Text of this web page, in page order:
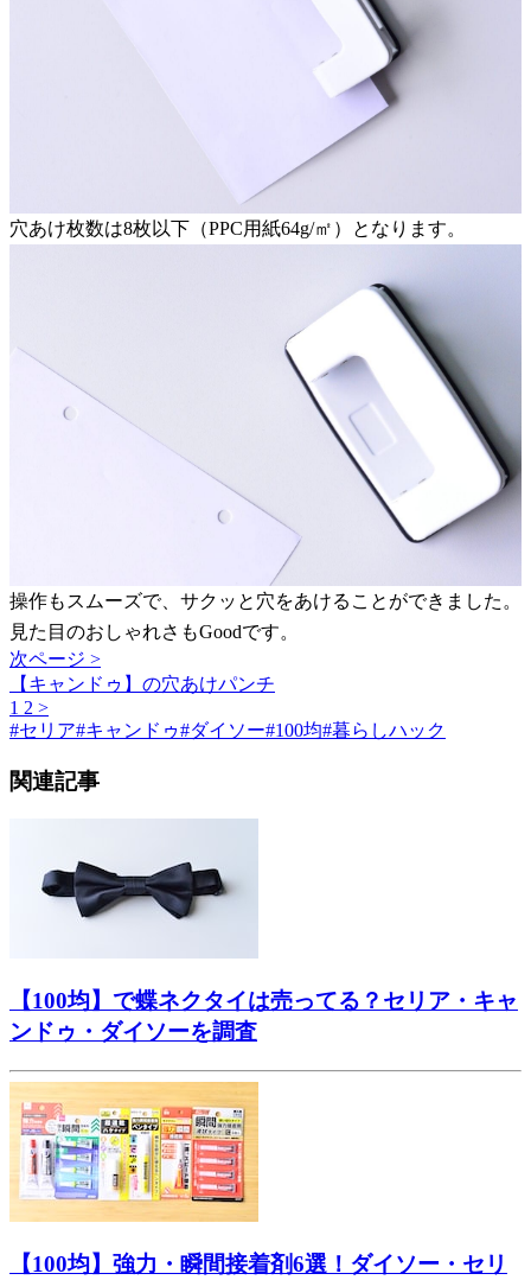
穴あけ枚数は8枚以下（PPC用紙64g/㎡）となります。
操作もスムーズで、サクッと穴をあけることができました。
見た目のおしゃれさもGoodです。
次ページ >
【キャンドゥ】の穴あけパンチ
1 2 >
#セリア#キャンドゥ#ダイソー#100均#暮らしハック
関連記事
【100均】で蝶ネクタイは売ってる？セリア・キャ
ンドゥ・ダイソーを調査
【100均】強力・瞬間接着剤6選！ダイソー・セリ